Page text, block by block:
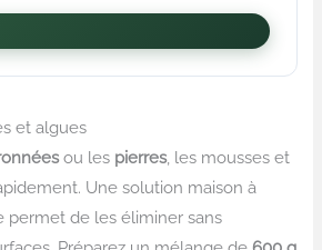
et algues
ou les pierres, les mousses et
Une solution maison à
permet de les éliminer sans